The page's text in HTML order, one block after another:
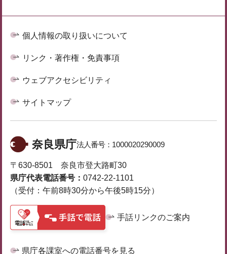
個人情報の取り扱いについて
リンク・著作権・免責事項
ウェブアクセシビリティ
サイトマップ
奈良県庁法人番号： 1000020290009
〒630-8501 奈良市登大路町30
県庁代表電話番号： 0742-22-1101
（受付：午前8時30分から午後5時15分）
手話リンクのご案内
県庁各課室への電話番号を見る